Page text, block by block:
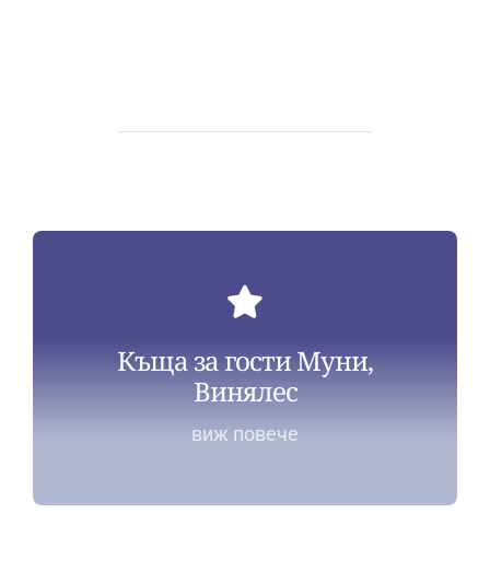
Къща за гости Муни,
Винялес
виж повече